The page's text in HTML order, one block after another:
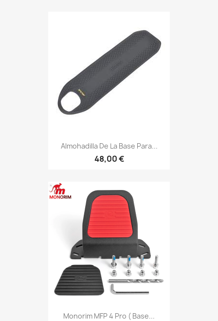
Almohadilla De La Base Para...
48,00 €
Monorim MFP 4 Pro ( Base...